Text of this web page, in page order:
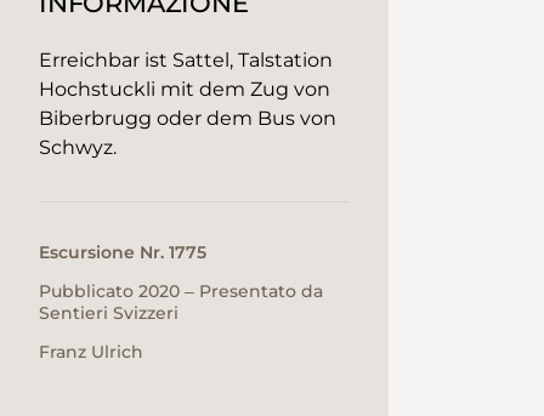
Erreichbar ist Sattel, Talstation
Hochstuckli mit dem Zug von
Biberbrugg oder dem Bus von
Schwyz.
Escursione Nr. 1775
Pubblicato 2020 ‒ Presentato da
Sentieri Svizzeri
Franz Ulrich